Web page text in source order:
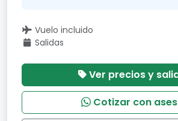
Vuelo incluido
Salidas
Ver precios y
Cotizar con